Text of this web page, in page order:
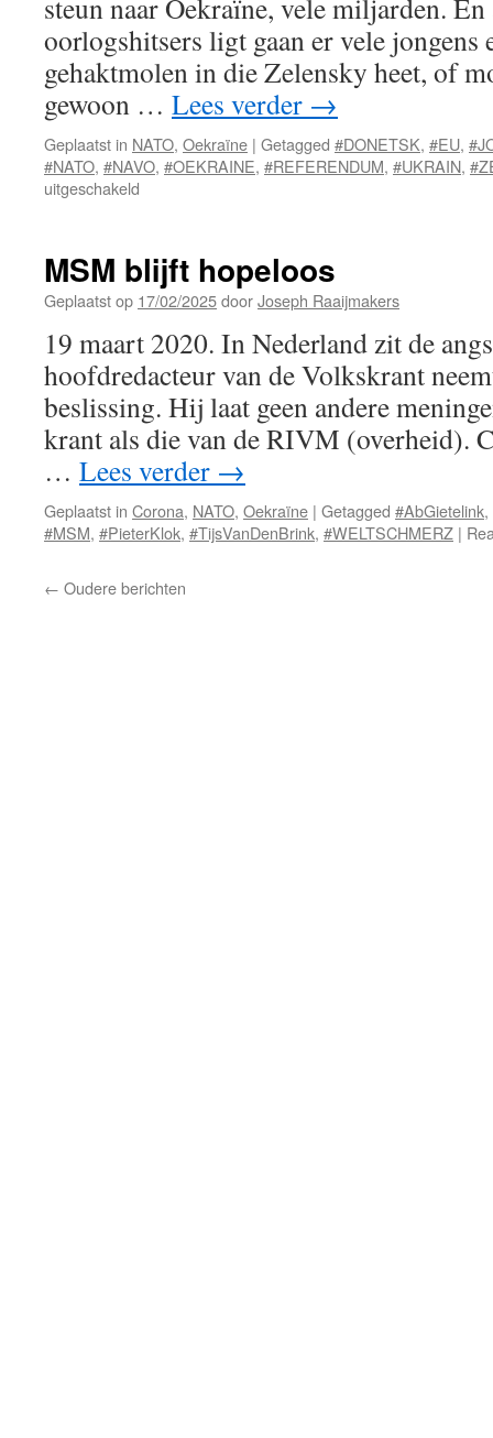
steun naar Oekraïne, vele miljarden. En
oorlogshitsers ligt gaan er vele jongens
gehaktmolen in die Zelensky heet, of
gewoon … Lees verder →
Geplaatst in NATO, Oekraïne | Getagged #DONETSK, #EU,
#NATO, #NAVO, #OEKRAINE, #REFERENDUM, #UKRAIN,
uitgeschakeld
MSM blijft hopeloos
Geplaatst op 17/02/2025doorJoseph Raaijmakers
19 maart 2020. In Nederland zit de
hoofdredacteur van de Volkskrant
beslissing. Hij laat geen andere
krant als die van de RIVM (overheid).
… Lees verder →
Geplaatst in Corona, NATO, Oekraïne | Getagged #AbGietelink,
#MSM, #PieterKlok, #TijsVanDenBrink, #WELTSCHMERZ |
← Oudere berichten